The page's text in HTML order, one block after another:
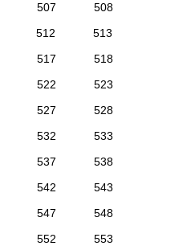
507
508
512
513
517
518
522
523
527
528
532
533
537
538
542
543
547
548
552
553